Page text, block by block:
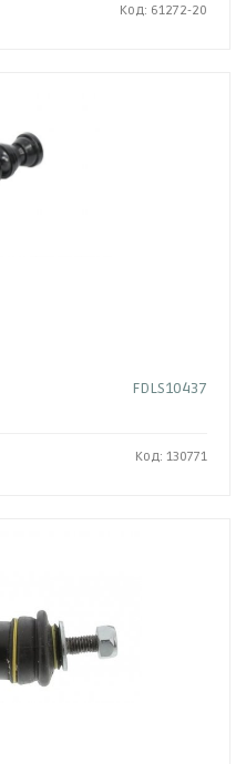
Код: 61272-20
FDLS10437
Код: 130771